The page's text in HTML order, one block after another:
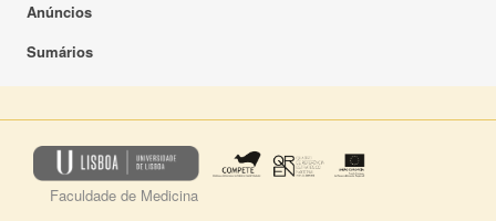
Anúncios
Sumários
Faculdade de Medicina